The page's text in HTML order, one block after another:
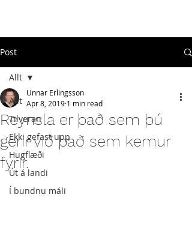
Post
Allt
Tilveran
Ekki gefast upp
Hugflæði
Út á landi
Í bundnu máli
Allt
Reynsla er það sem þú
gerir við það sem kemur
fyrir.
Unnar Erlingsson
Apr 8, 2019 1 min read